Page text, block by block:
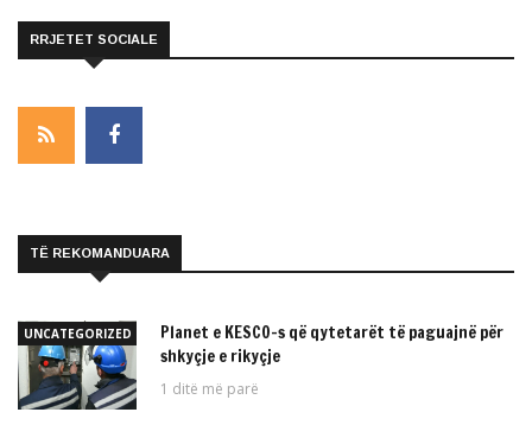
RRJETET SOCIALE
TË REKOMANDUARA
UNCATEGORIZED
Planet e KESCO-s që qytetarët të paguajnë për
shkyçje e rikyçje
1 ditë më parë